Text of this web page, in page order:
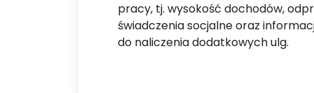
pracy, tj. wysokość dochodów,
świadczenia socjalne oraz
do naliczenia dodatkowych ulg.